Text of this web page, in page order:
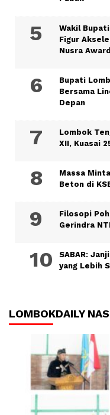
Wakil
Figur
Nusra
Bupati
Bersama
Depan
Lombok
XII, Kuasai
Massa
Beton di
Filosopi
Gerindra
SABAR:
yang Lebih
LOMBOKDAILY